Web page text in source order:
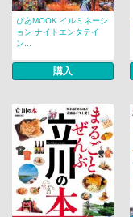
ぴあMOOK イルミネーシ
ョン ナイトエンタテイ
ン...
購入